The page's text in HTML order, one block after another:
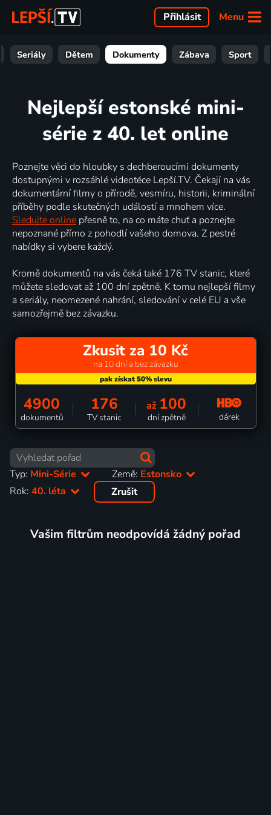
Menu
Přihlásit
Seriály Dětem Dokumenty Zábava Sport
Nejlepší estonské mini-
série z 40. let online
Poznejte věci do hloubky s dechberoucími dokumenty
dostupnými v rozsáhlé videotéce Lepší.TV. Čekají na vás
dokumentární filmy o přírodě, vesmíru, historii, kriminální
příběhy podle skutečných událostí a mnohem více.
Sledujte online přesně to, na co máte chuť a poznejte
nepoznané přímo z pohodlí vašeho domova. Z pestré
nabídky si vybere každý.
Kromě dokumentů na vás čeká také 176 TV stanic, které
můžete sledovat až 100 dní zpětně. K tomu nejlepší filmy
a seriály, neomezené nahrání, sledování v celé EU a vše
samozřejmě bez závazku.
Zkusit za 10 Kč
na 10 dní a bez závazku
4900
dokumentů
176
TV stanic
až 100
dní zpětně dárek
Typ: Mini-Série Země: Estonsko
Rok: 40. léta Zrušit
Vašim filtrům neodpovídá žádný pořad